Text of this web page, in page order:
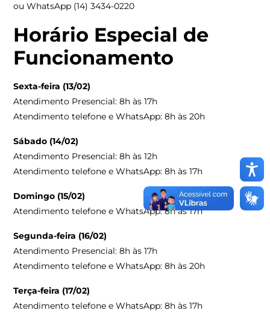
ou WhatsApp (14) 3434-0220
Horário Especial de
Funcionamento
Sexta-feira (13/02)
Atendimento Presencial: 8h às 17h
Atendimento telefone e WhatsApp: 8h às 20h
Sábado (14/02)
Atendimento Presencial: 8h às 12h
Atendimento telefone e WhatsApp: 8h às 17h
Domingo (15/02)
Atendimento telefone e WhatsApp: 8h às 17h
Segunda-feira (16/02)
Atendimento Presencial: 8h às 17h
Atendimento telefone e WhatsApp: 8h às 20h
Terça-feira (17/02)
Atendimento telefone e WhatsApp: 8h às 17h